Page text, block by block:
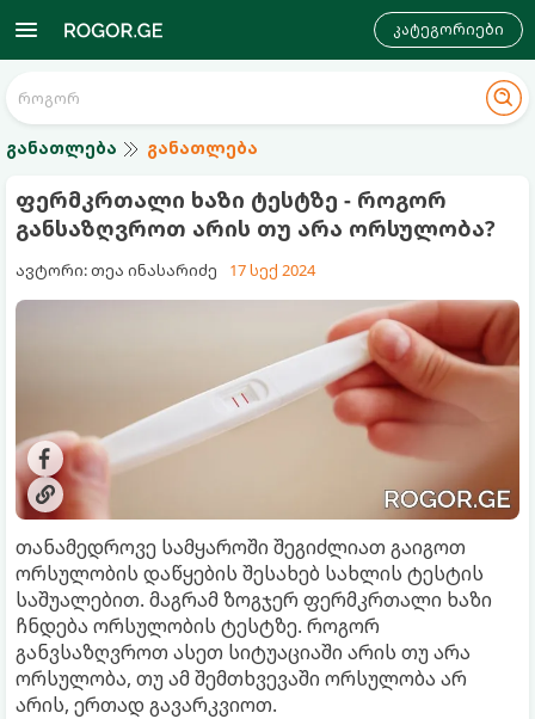
კატეგორიები
განათლება განათლება
ფერმკრთალი ხაზი ტესტზე - როგორ
განსაზღვროთ არის თუ არა ორსულობა?
ავტორი: თეა ინასარიძე 17 სექ 2024
თანამედროვე სამყაროში შეგიძლიათ გაიგოთ
ორსულობის დაწყების შესახებ სახლის ტესტის
საშუალებით. მაგრამ ზოგჯერ ფერმკრთალი ხაზი
ჩნდება ორსულობის ტესტზე. როგორ
განვსაზღვროთ ასეთ სიტუაციაში არის თუ არა
ორსულობა, თუ ამ შემთხვევაში ორსულობა არ
არის, ერთად გავარკვიოთ.